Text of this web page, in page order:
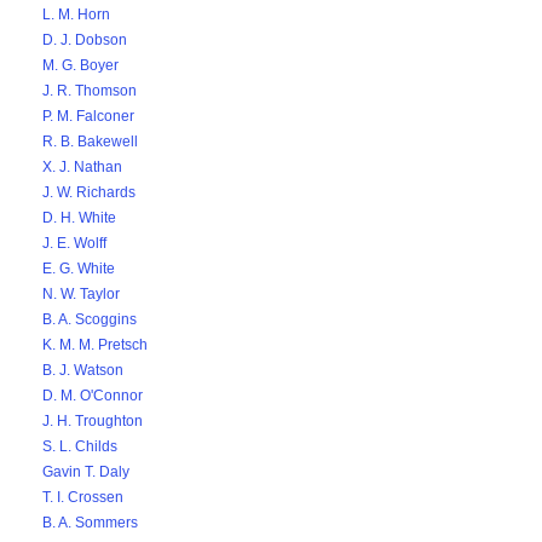
L. M. Horn
D. J. Dobson
M. G. Boyer
J. R. Thomson
P. M. Falconer
R. B. Bakewell
X. J. Nathan
J. W. Richards
D. H. White
J. E. Wolff
E. G. White
N. W. Taylor
B. A. Scoggins
K. M. M. Pretsch
B. J. Watson
D. M. O'Connor
J. H. Troughton
S. L. Childs
Gavin T. Daly
T. I. Crossen
B. A. Sommers